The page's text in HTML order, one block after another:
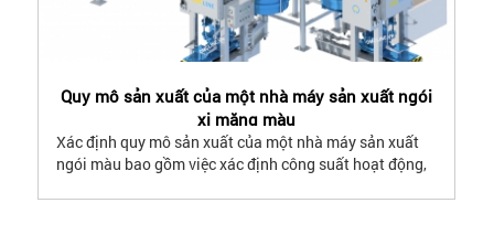
Quy mô sản xuất của một nhà máy sản xuất ngói
xi măng màu
Xác định quy mô sản xuất của một nhà máy sản xuất
ngói màu bao gồm việc xác định công suất hoạt động,